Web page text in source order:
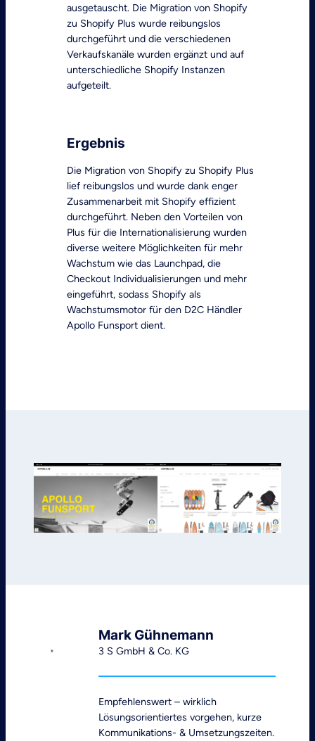
ausgetauscht. Die Migration von Shopify
zu Shopify Plus wurde reibungslos
durchgeführt und die verschiedenen
Verkaufskanäle wurden ergänzt und auf
unterschiedliche Shopify Instanzen
aufgeteilt.
Ergebnis
Die Migration von Shopify zu Shopify Plus
lief reibungslos und wurde dank enger
Zusammenarbeit mit Shopify effizient
durchgeführt. Neben den Vorteilen von
Plus für die Internationalisierung wurden
diverse weitere Möglichkeiten für mehr
Wachstum wie das Launchpad, die
Checkout Individualisierungen und mehr
eingeführt, sodass Shopify als
Wachstumsmotor für den D2C Händler
Apollo Funsport dient.
Mark Gühnemann
3 S GmbH & Co. KG
Empfehlenswert – wirklich
Lösungsorientiertes vorgehen, kurze
Kommunikations- & Umsetzungszeiten.